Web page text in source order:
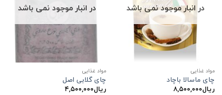
در انبار موجود نمی باشد
مواد غذایی
چای ماسالا باچاد
ریال۸,۵۰۰,۰۰۰
در انبار موجود نمی باشد
مواد غذایی
چای گلابی اصل
ریال۴,۵۰۰,۰۰۰